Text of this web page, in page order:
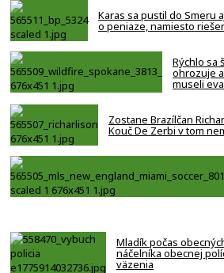
Karas sa pustil do Smeru
o peniaze, namiesto
Rýchlo sa
ohrozuje
museli
Zostane Brazílčan
Kouč De Zerbi v tom
Mladík počas
náčelníka obecnej
väzenia